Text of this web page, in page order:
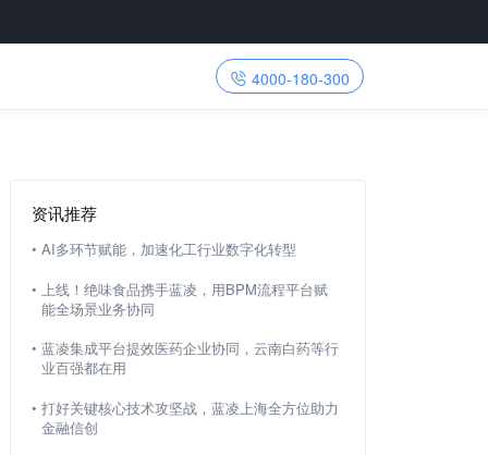
4000-180-300
资讯推荐
• AI多环节赋能，加速化工行业数字化转型
• 上线！绝味食品携手蓝凌，用BPM流程平台赋
能全场景业务协同
• 蓝凌集成平台提效医药企业协同，云南白药等行
业百强都在用
• 打好关键核心技术攻坚战，蓝凌上海全方位助力
金融信创